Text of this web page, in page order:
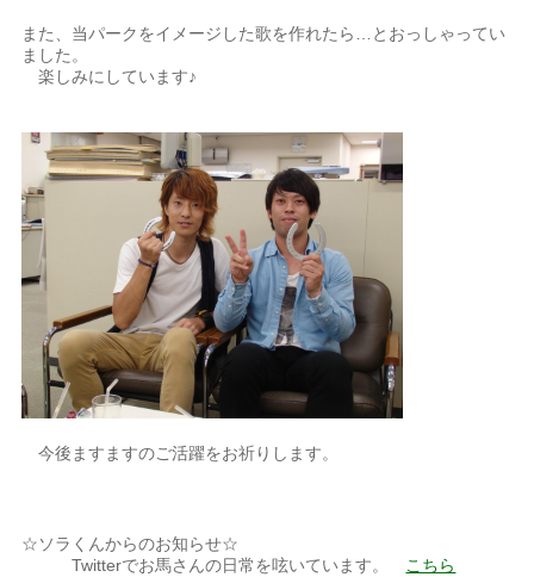
また、当パークをイメージした歌を作れたら…とおっしゃってい
ました。
楽しみにしています♪
今後ますますのご活躍をお祈りします。
☆ソラくんからのお知らせ☆
Twitterでお馬さんの日常を呟いています。 こちら